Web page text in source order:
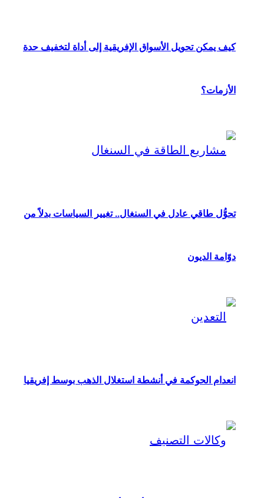
كيف يمكن تحويل الأسواق الإفريقية إلى أداة لتخفيف حدة
الأزمات؟
تحوُّل طاقي عادل في السنغال.. تغيير السياسات بدلاً من
دوّامة الديون
انعدام الحوكمة في أنشطة استغلال الذهب بوسط إفريقيا